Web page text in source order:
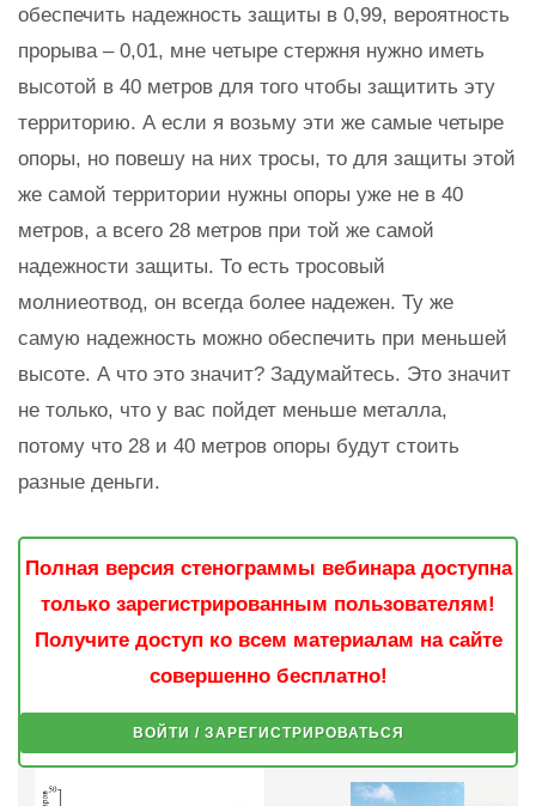
обеспечить надежность защиты в 0,99, вероятность
прорыва – 0,01, мне четыре стержня нужно иметь
высотой в 40 метров для того чтобы защитить эту
территорию. А если я возьму эти же самые четыре
опоры, но повешу на них тросы, то для защиты этой
же самой территории нужны опоры уже не в 40
метров, а всего 28 метров при той же самой
надежности защиты. То есть тросовый
молниеотвод, он всегда более надежен. Ту же
самую надежность можно обеспечить при меньшей
высоте. А что это значит? Задумайтесь. Это значит
не только, что у вас пойдет меньше металла,
потому что 28 и 40 метров опоры будут стоить
разные деньги.
Полная версия стенограммы вебинара доступна
только зарегистрированным пользователям!
Получите доступ ко всем материалам на сайте
совершенно бесплатно!
ВОЙТИ / ЗАРЕГИСТРИРОВАТЬСЯ